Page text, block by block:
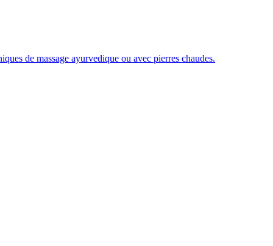
de massage ayurvedique ou avec pierres chaudes.